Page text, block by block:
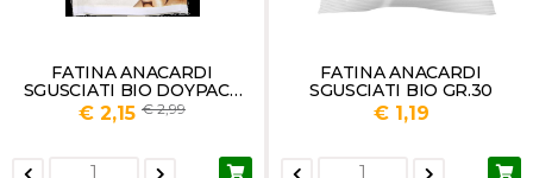
FATINA ANACARDI
SGUSCIATI BIO DOYPACK
GR.100
€ 2,15 2,99
FATINA ANACARDI
SGUSCIATI BIO GR.30
€ 1,19